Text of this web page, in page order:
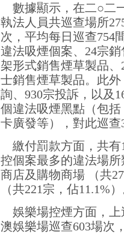
數據顯示，在二○二
執法人員共巡查場所
次，平均每日巡查754
違法吸煙個案、24宗
架形式銷售煙草製品
士銷售煙草製品。此
詢、930宗投訴，以及
個違法吸煙黑點（包
卡廣發等），對此巡
繳付罰款方面，共有
控個案最多的違法場
商店及購物商場 （共
（共221宗，佔11.1%
娛樂場控煙方面，上
澳娛樂場巡查603場次